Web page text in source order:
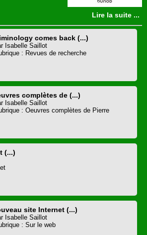
Lire la suite ...
comes back (...)
Isabelle Saillot
: Revues de recherche
complètes de (...)
Isabelle Saillot
: Oeuvres complètes de Pierre
(...)
site Internet (...)
Isabelle Saillot
: Sur le web